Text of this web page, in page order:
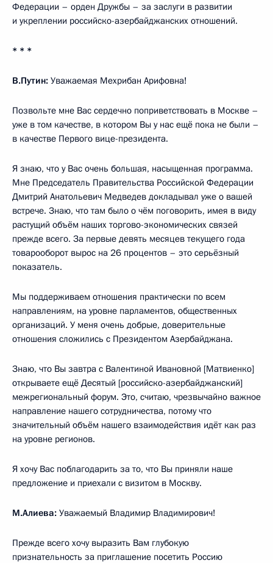
Федерации – орден Дружбы – за заслуги в развитии
и укреплении российско-азербайджанских отношений.
* * *
В.Путин: Уважаемая Мехрибан Арифовна!
Позвольте мне Вас сердечно поприветствовать в Москве –
уже в том качестве, в котором Вы у нас ещё пока не были –
в качестве Первого вице-президента.
Я знаю, что у Вас очень большая, насыщенная программа.
Мне Председатель Правительства Российской Федерации
Дмитрий Анатольевич Медведев докладывал уже о вашей
встрече. Знаю, что там было о чём поговорить, имея в виду
растущий объём наших торгово-экономических связей
прежде всего. За первые девять месяцев текущего года
товарооборот вырос на 26 процентов – это серьёзный
показатель.
Мы поддерживаем отношения практически по всем
направлениям, на уровне парламентов, общественных
организаций. У меня очень добрые, доверительные
отношения сложились с Президентом Азербайджана.
Знаю, что Вы завтра с Валентиной Ивановной [Матвиенко]
открываете ещё Десятый [российско-азербайджанский]
межрегиональный форум. Это, считаю, чрезвычайно важное
направление нашего сотрудничества, потому что
значительный объём нашего взаимодействия идёт как раз
на уровне регионов.
Я хочу Вас поблагодарить за то, что Вы приняли наше
предложение и приехали с визитом в Москву.
М.Алиева: Уважаемый Владимир Владимирович!
Прежде всего хочу выразить Вам глубокую
признательность за приглашение посетить Россию